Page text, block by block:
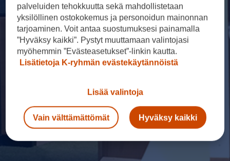
palveluiden tehokkuutta sekä mahdollistetaan
yksilöllinen ostokokemus ja personoidun mainonnan
tarjoaminen. Voit antaa suostumuksesi painamalla
”Hyväksy kaikki”. Pystyt muuttamaan valintojasi
myöhemmin ”Evästeasetukset”-linkin kautta.
Lisätietoja K-ryhmän evästekäytännöistä
Lisää valintoja
Vain välttämättömät Hyväksy kaikki